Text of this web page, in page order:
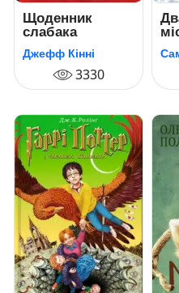
Щоденник
слабака
Джефф Кінні
3330